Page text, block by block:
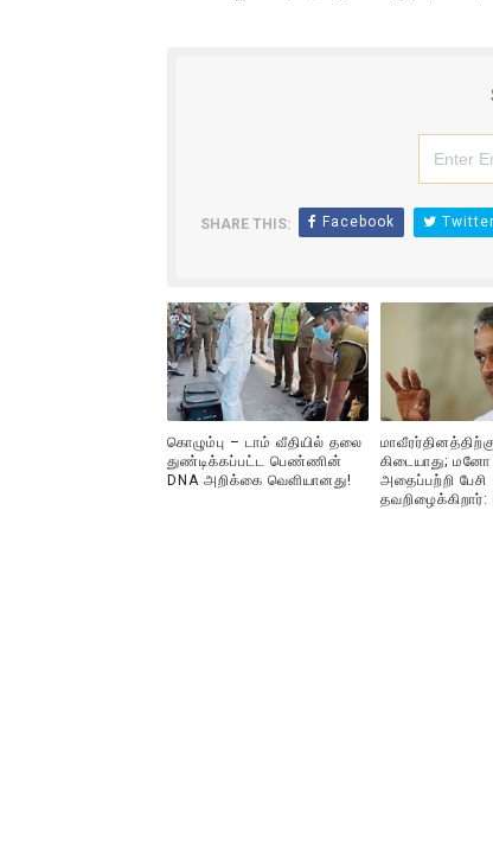
SHARE THIS: Facebook Twitter
கொழும்பு – டாம் வீதியில் தலை
துண்டிக்கப்பட்ட பெண்ணின்
DNA அறிக்கை வௌியானது!
கிடையாது;
அதைப்பற்றி பேசி